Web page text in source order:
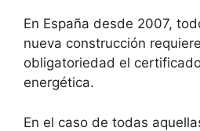
En España desde 2007,
nueva construcción
obligatoriedad el
energética.
En el caso de todas